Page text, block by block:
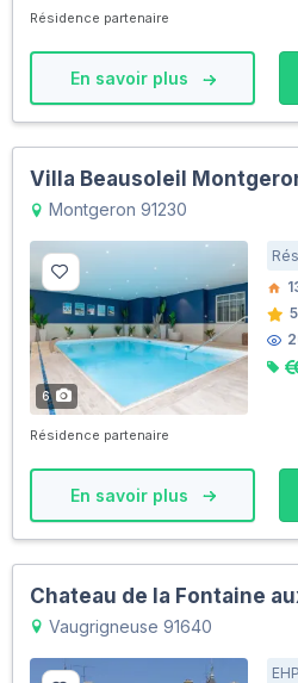
Résidence partenaire
En savoir plus
Villa Beausoleil
Montgeron 91230
6
5
Résidence partenaire
En savoir plus
Chateau de la Fontaine
Vaugrigneuse 91640